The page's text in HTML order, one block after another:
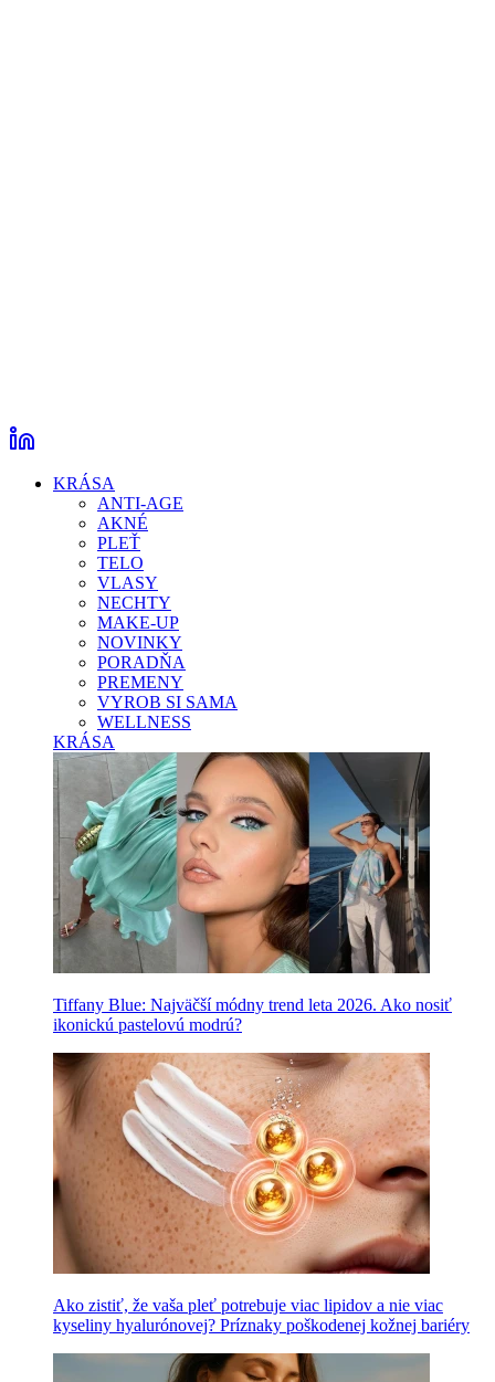
KRÁSA
ANTI-AGE
AKNÉ
PLEŤ
TELO
VLASY
NECHTY
MAKE-UP
NOVINKY
PORADŇA
PREMENY
VYROB SI SAMA
WELLNESS
KRÁSA
Tiffany Blue: Najväčší módny trend leta 2026. Ako nosiť
ikonickú pastelovú modrú?
Ako zistiť, že vaša pleť potrebuje viac lipidov a nie viac
kyseliny hyalurónovej? Príznaky poškodenej kožnej bariéry